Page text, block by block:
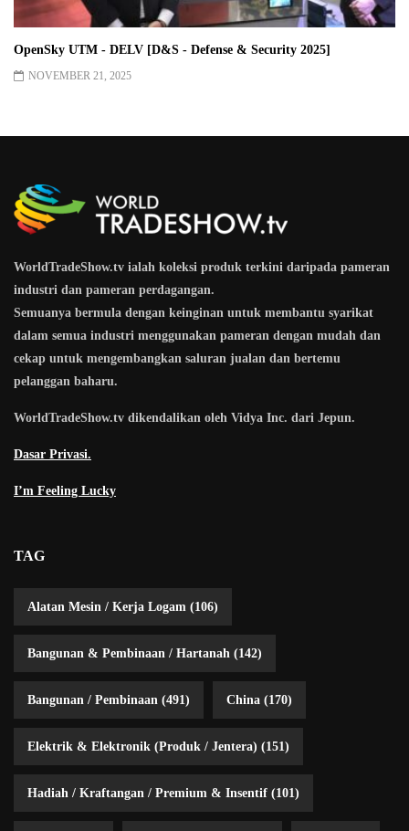
OpenSky UTM - DELV [D&S - Defense & Security 2025]
NOVEMBER 21, 2025
WorldTradeShow.tv ialah koleksi produk terkini daripada pameran
industri dan pameran perdagangan.
Semuanya bermula dengan keinginan untuk membantu syarikat
dalam semua industri menggunakan pameran dengan mudah dan
cekap untuk mengembangkan saluran jualan dan bertemu
pelanggan baharu.
WorldTradeShow.tv dikendalikan oleh Vidya Inc. dari Jepun.
Dasar Privasi.
I’m Feeling Lucky
TAG
Alatan Mesin / Kerja Logam (106)
Bangunan & Pembinaan / Hartanah (142)
Bangunan / Pembinaan (491) China (170)
Elektrik & Elektronik (Produk / Jentera) (151)
Hadiah / Kraftangan / Premium & Insentif (101)